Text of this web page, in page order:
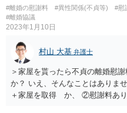
偵費用については認められるケ
のも多く、少なくとも最初から
いことを主張し争うこととなるか
#離婚の慰謝料 #異性関係(不貞等) #慰
#離婚協議
2023年1月10日
村山 大基 弁護士
＞家屋を貰ったら不貞の離婚慰
か？ いえ、そんなことはありま
＋家屋を取得 か、 ②慰謝料あ